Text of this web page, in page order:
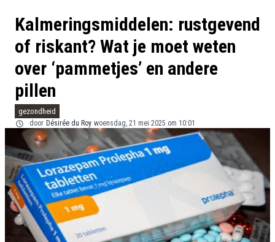
Kalmeringsmiddelen: rustgevend
of riskant? Wat je moet weten
over ‘pammetjes’ en andere
pillen
gezondheid
door Désirée du Roy woensdag, 21 mei 2025 om 10:01